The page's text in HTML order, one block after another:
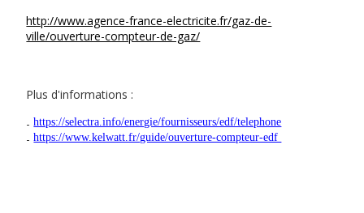
http://www.agence-france-electricite.fr/gaz-de-
ville/ouverture-compteur-de-gaz/
Plus d'informations :
-https://selectra.info/energie/fournisseurs/edf/telephone
-https://www.kelwatt.fr/guide/ouverture-compteur-edf